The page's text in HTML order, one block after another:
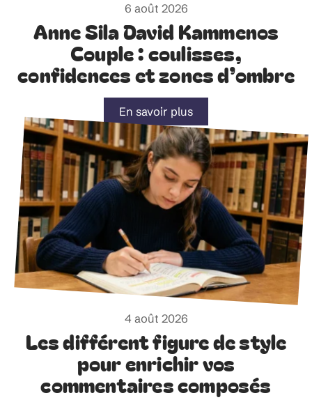
6 août 2026
Anne Sila David Kammenos
Couple : coulisses,
confidences et zones d’ombre
En savoir plus
4 août 2026
Les différent figure de style
pour enrichir vos
commentaires composés